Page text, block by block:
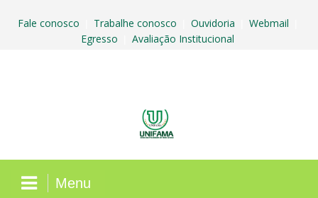
Fale conosco Trabalhe conosco Ouvidoria Webmail
Egresso Avaliação Institucional
Menu